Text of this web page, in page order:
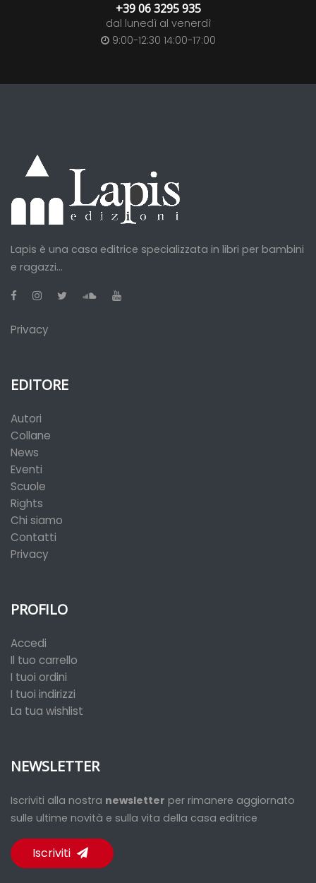
+39 06 3295 935
dal lunedì al venerdì
9:00-12:30 14:00-17:00
Lapis è una casa editrice specializzata in libri per bambini
e ragazzi...
Privacy
EDITORE
Autori
Collane
News
Eventi
Scuole
Rights
Chi siamo
Contatti
Privacy
PROFILO
Accedi
Il tuo carrello
I tuoi ordini
I tuoi indirizzi
La tua wishlist
NEWSLETTER
Iscriviti alla nostra newsletter per rimanere aggiornato
sulle ultime novità e sulla vita della casa editrice
Iscriviti